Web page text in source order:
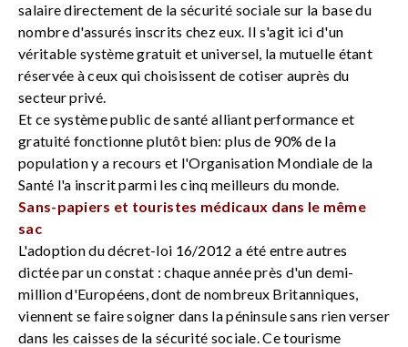
salaire directement de la sécurité sociale sur la base du
nombre d'assurés inscrits chez eux. Il s'agit ici d'un
véritable système gratuit et universel, la mutuelle étant
réservée à ceux qui choisissent de cotiser auprès du
secteur privé.
Et ce système public de santé alliant performance et
gratuité fonctionne plutôt bien: plus de 90% de la
population y a recours et l'Organisation Mondiale de la
Santé l'a inscrit parmi les cinq meilleurs du monde.
Sans-papiers et touristes médicaux dans le même
sac
L'adoption du décret-loi 16/2012 a été entre autres
dictée par un constat : chaque année près d'un demi-
million d'Européens, dont de nombreux Britanniques,
viennent se faire soigner dans la péninsule sans rien verser
dans les caisses de la sécurité sociale. Ce tourisme